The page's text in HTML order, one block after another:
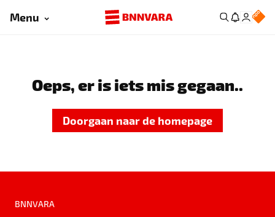
Menu
Oeps, er is iets mis gegaan..
Doorgaan naar de homepage
BNNVARA